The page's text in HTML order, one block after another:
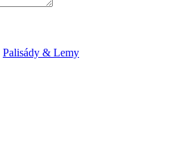
Palisády & Lemy